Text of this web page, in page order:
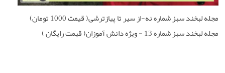
مجله لبخند سبز شماره نه-از سیر تا پیازترشی( قیمت 1000 تومان)
مجله لبخند سبز شماره 13 - ویژه دانش آموزان( قیمت رایگان )